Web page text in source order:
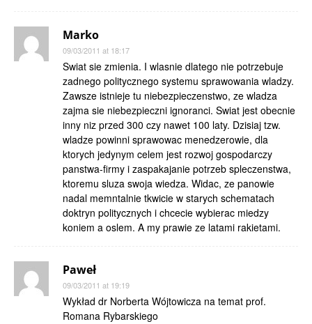
Marko
09/03/2011 at 18:17
Swiat sie zmienia. I wlasnie dlatego nie potrzebuje
zadnego politycznego systemu sprawowania wladzy.
Zawsze istnieje tu niebezpieczenstwo, ze wladza
zajma sie niebezpieczni ignoranci. Swiat jest obecnie
inny niz przed 300 czy nawet 100 laty. Dzisiaj tzw.
wladze powinni sprawowac menedzerowie, dla
ktorych jedynym celem jest rozwoj gospodarczy
panstwa-firmy i zaspakajanie potrzeb spleczenstwa,
ktoremu sluza swoja wiedza. Widac, ze panowie
nadal memntalnie tkwicie w starych schematach
doktryn politycznych i chcecie wybierac miedzy
koniem a oslem. A my prawie ze latami rakietami.
Paweł
09/03/2011 at 19:19
Wykład dr Norberta Wójtowicza na temat prof.
Romana Rybarskiego